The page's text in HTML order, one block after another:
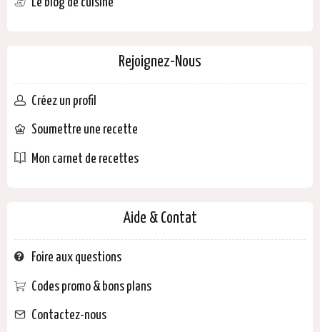
Rejoignez-Nous
Créez un profil
Soumettre une recette
Mon carnet de recettes
Aide & Contat
Foire aux questions
Codes promo & bons plans
Contactez-nous